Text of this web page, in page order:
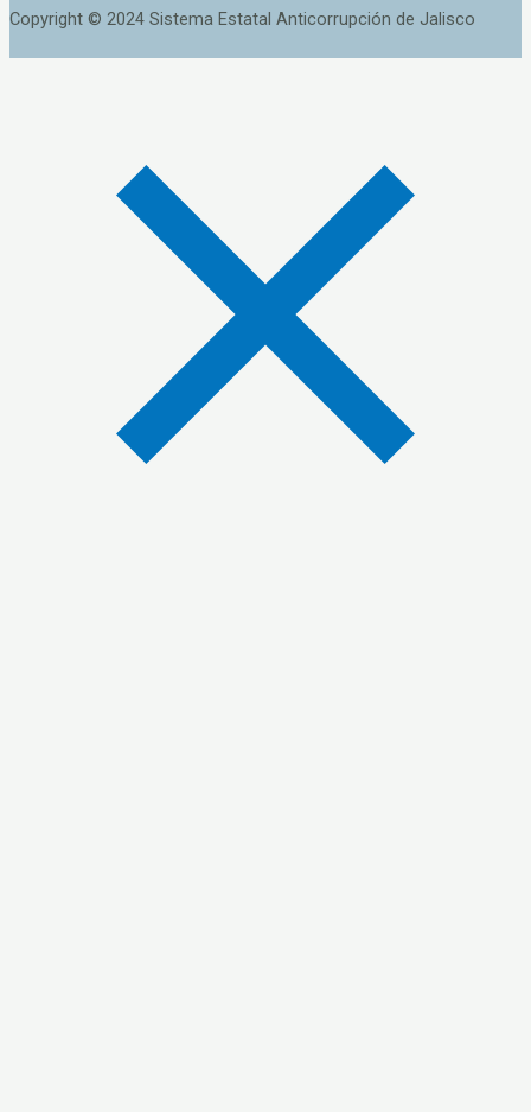
Copyright © 2024 Sistema Estatal Anticorrupción de Jalisco